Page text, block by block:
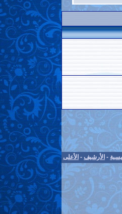
- الأرشيف - الأعلى